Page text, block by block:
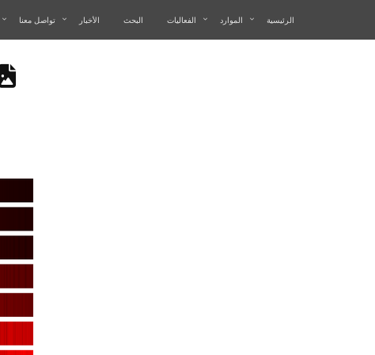
الرئيسية الموارد الفعاليات البحث الأخبار تواصل معنا